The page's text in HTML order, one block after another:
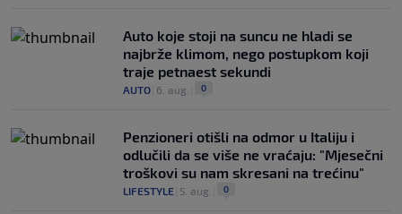
Auto koje stoji na suncu ne hladi se
najbrže klimom, nego postupkom koji
traje petnaest sekundi
AUTO 6. aug. 0
Penzioneri otišli na odmor u Italiju i
odlučili da se više ne vraćaju: "Mjesečni
troškovi su nam skresani na trećinu"
LIFESTYLE 5. aug. 0